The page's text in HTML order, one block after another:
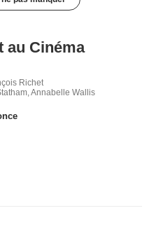
au Cinéma
Richet
Annabelle Wallis